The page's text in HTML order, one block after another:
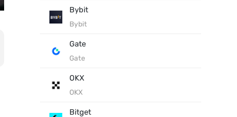
Bybit
Bybit
Gate
Gate
OKX
OKX
Bitget